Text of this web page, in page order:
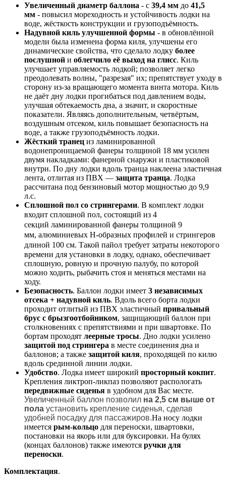
Увеличенный диаметр баллона - с 39,4 мм до 41,5
мм - повысил мореходность и устойчивость лодки на
воде, жёсткость конструкции и грузоподъёмность.
Надувной киль улучшенной формы - в обновлённой
модели была изменена форма киля, улучшены его
динамические свойства, что сделало лодку более
послушной и облегчило её выход на глисс. Киль
улучшает управляемость лодкой; позволяет легко
преодолевать волны, "разрезая" их; препятствует уходу в
сторону из-за вращающего момента винта мотора. Киль
не даёт дну лодки прогибаться под давлением воды,
улучшая обтекаемость дна, а значит, и скоростные
показатели. Являясь дополнительным, четвёртым,
воздушным отсеком, киль повышает безопасность на
воде, а также грузоподъёмность лодки.
Жёсткий транец из ламинированной
водонепроницаемой фанеры толщиной 18 мм усилен
двумя накладками: фанерной снаружи и пластиковой
внутри. По дну лодки вдоль транца наклеена эластичная
лента, отлитая из ПВХ ― защита транца. Лодка
рассчитана под бензиновый мотор мощностью до 9,9
л.с.
Сплошной пол со стрингерами. В комплект лодки
входит сплошной пол, состоящий из 4
секций ламинированной фанеры толщиной 9
мм, алюминиевых Н-образных профилей и стрингеров
длиной 100 см. Такой пайол требует затраты некоторого
времени для установки в лодку, однако, обеспечивает
сплошную, ровную и прочную палубу, по которой
можно ходить, рыбачить стоя и меняться местами на
ходу.
Безопасность. Баллон лодки имеет 3 независимых
отсека + надувной киль. Вдоль всего борта лодки
проходит отлитый из ПВХ эластичный привальный
брус с брызгоотбойником, защищающий баллон при
столкновениях с препятствиями и при швартовке. По
бортам проходят леерные тросы. Дно лодки усилено
защитой под стрингера в месте соединения дна и
баллонов; а также защитой киля, проходящей по килю
вдоль срединной линии лодки.
Удобство. Лодка имеет широкий просторный кокпит.
Крепления ликтроп-ликпаз позволяют распологать
передвижные сиденья в удобном для Вас месте.
Увеличенный баллон позволил на 2,5 см выше от
пола установить крепление сиденья, сделав
удобней посадку для пассажиров.На носу лодки
имеется рым-кольцо для переноски, швартовки,
постановки на якорь или для буксировки. На булях
(концах баллонов) также имеются ручки для
переноски.
Комплектация.